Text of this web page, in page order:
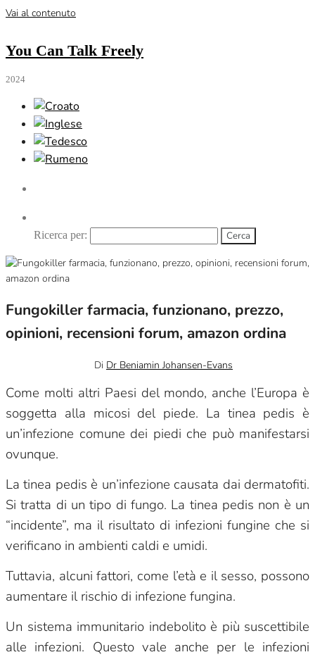
Vai al contenuto
You Can Talk Freely
2024
Ricerca per:
Fungokiller farmacia, funzionano, prezzo,
opinioni, recensioni forum, amazon ordina
Di Dr Beniamin Johansen-Evans
Come molti altri Paesi del mondo, anche l’Europa è
soggetta alla micosi del piede. La tinea pedis è
un’infezione comune dei piedi che può manifestarsi
ovunque.
La tinea pedis è un’infezione causata dai dermatofiti.
Si tratta di un tipo di fungo. La tinea pedis non è un
“incidente”, ma il risultato di infezioni fungine che si
verificano in ambienti caldi e umidi.
Tuttavia, alcuni fattori, come l’età e il sesso, possono
aumentare il rischio di infezione fungina.
Un sistema immunitario indebolito è più suscettibile
alle infezioni. Questo vale anche per le infezioni